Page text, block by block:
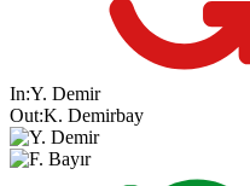
In:Y. Demir
Out:K. Demirbay